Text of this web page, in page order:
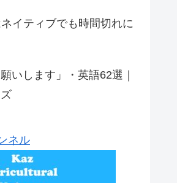
イティブでも時間切れに
いします」・英語62選｜
ネル